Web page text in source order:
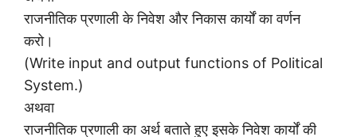
राजनीतिक प्रणाली के निवेश और निकास कार्यों का वर्णन
करो।
(Write input and output functions of Political
System.)
अथवा
राजनीतिक प्रणाली का अर्थ बताते हुए इसके निवेश कार्यों की